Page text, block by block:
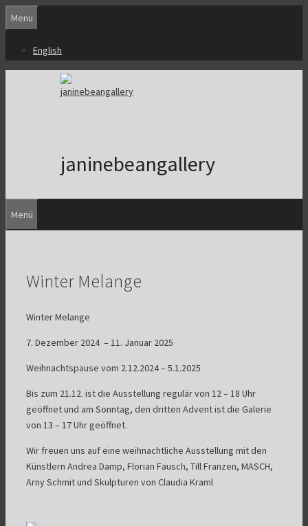
Zum
Inhalt
Menu
English
janinebeangallery
Menü
Winter Melange
Winter Melange
7. Dezember 2024 – 11. Januar 2025
Weihnachtspause vom 2.12.2024 – 5.1.2025
Bis zum 21.12. ist die Ausstellung regulär von 12 – 18 Uhr
geöffnet und am Sonntag, den dritten Advent ist die Galerie
von 13 – 17 Uhr geöffnet.
Wir freuen uns auf eine weihnachtliche Ausstellung mit den
Künstlern Andrea Damp, Florian Fausch, Till Franzen, MASCH,
Arny Schmit und Skulpturen von Claudia Kraml